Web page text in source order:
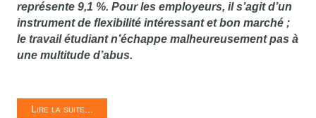
représente 9,1 %. Pour les employeurs, il s’agit d’un
instrument de flexibilité intéressant et bon marché ;
le travail étudiant n’échappe malheureusement pas à
une multitude d’abus.
Lire la suite...